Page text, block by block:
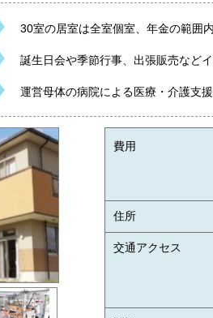
30室の居室は全室個室、年金の範囲
誕生日会や季節行事、出張販売など
運営母体の病院による医療・介護支
費用
住所
交通アクセス